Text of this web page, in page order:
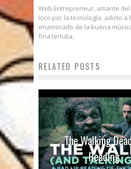
Web Entrepreneur, amante
loco por la tecnología, adicto a
enamorado de la buena
fina tertulia.
RELATED POSTS
The Walking
Reading